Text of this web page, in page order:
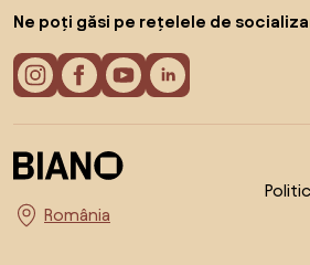
Ne poți găsi pe rețelele de
Alege țara